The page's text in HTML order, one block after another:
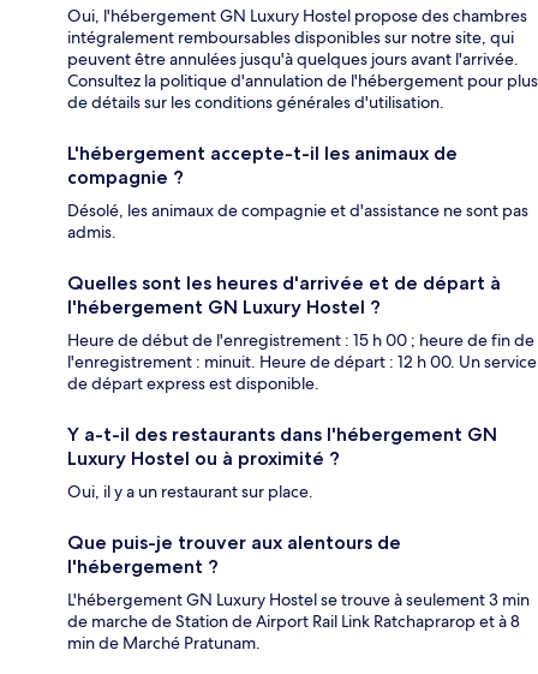
Oui, l'hébergement GN Luxury Hostel propose des chambres
intégralement remboursables disponibles sur notre site, qui
peuvent être annulées jusqu'à quelques jours avant l'arrivée.
Consultez la politique d'annulation de l'hébergement pour plus
de détails sur les conditions générales d'utilisation.
L'hébergement accepte-t-il les animaux de
compagnie ?
Désolé, les animaux de compagnie et d'assistance ne sont pas
admis.
Quelles sont les heures d'arrivée et de départ à
l'hébergement GN Luxury Hostel ?
Heure de début de l'enregistrement : 15 h 00 ; heure de fin de
l'enregistrement : minuit. Heure de départ : 12 h 00. Un service
de départ express est disponible.
Y a-t-il des restaurants dans l'hébergement GN
Luxury Hostel ou à proximité ?
Oui, il y a un restaurant sur place.
Que puis-je trouver aux alentours de
l'hébergement ?
L'hébergement GN Luxury Hostel se trouve à seulement 3 min
de marche de Station de Airport Rail Link Ratchaprarop et à 8
min de Marché Pratunam.